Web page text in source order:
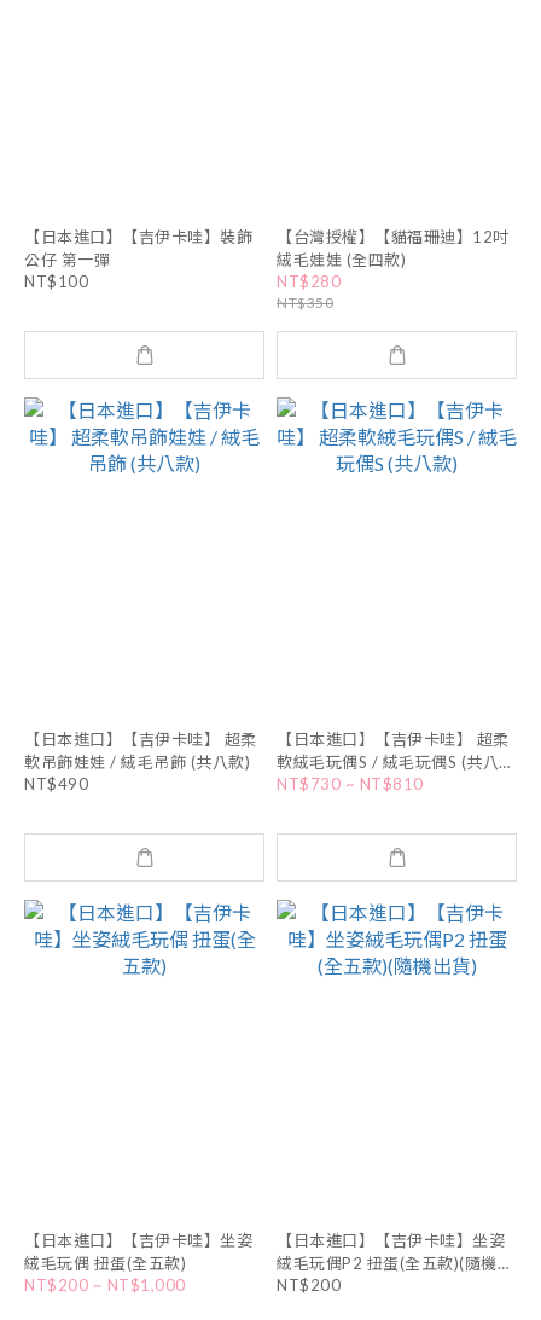
【日本進口】【吉伊卡哇】裝飾
公仔 第一彈
NT$100
【台灣授權】【貓福珊迪】12吋
絨毛娃娃 (全四款)
NT$280
NT$350
【日本進口】【吉伊卡哇】 超柔
軟吊飾娃娃 / 絨毛吊飾 (共八款)
NT$490
【日本進口】【吉伊卡哇】 超柔
軟絨毛玩偶S / 絨毛玩偶S (共八
款)
NT$730 ~ NT$810
【日本進口】【吉伊卡哇】坐姿
絨毛玩偶 扭蛋(全五款)
NT$200 ~ NT$1,000
【日本進口】【吉伊卡哇】坐姿
絨毛玩偶P2 扭蛋(全五款)(隨機出
貨)
NT$200